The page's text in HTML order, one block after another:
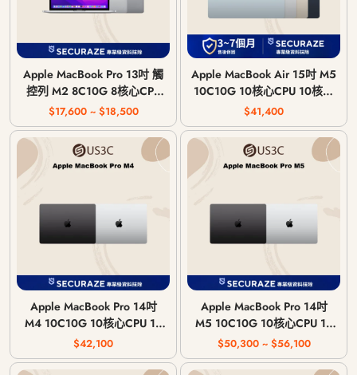
Apple MacBook Pro 13吋 觸
控列 M2 8C10G 8核心CPU
10核心GPU 8G 記憶體 2022
年
$17,600 ~ $18,500
Apple MacBook Air 15吋 M5
10C10G 10核心CPU 10核心
GPU 16G 記憶體 2026年
$41,400
Apple MacBook Pro 14吋
M4 10C10G 10核心CPU 10
核心GPU 16G 記憶體 2024
年
$42,100
Apple MacBook Pro 14吋
M5 10C10G 10核心CPU 10
核心GPU 16G 記憶體 2025
年
$50,300 ~ $56,100